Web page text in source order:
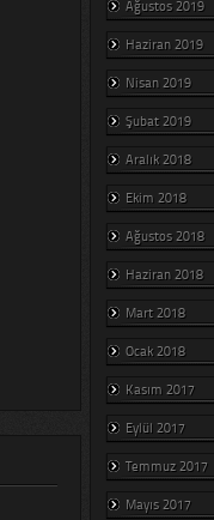
Ağustos 2019
Haziran 2019
Nisan 2019
Şubat 2019
Aralık 2018
Ekim 2018
Ağustos 2018
Haziran 2018
Mart 2018
Ocak 2018
Kasım 2017
Eylül 2017
Temmuz 2017
Mayıs 2017